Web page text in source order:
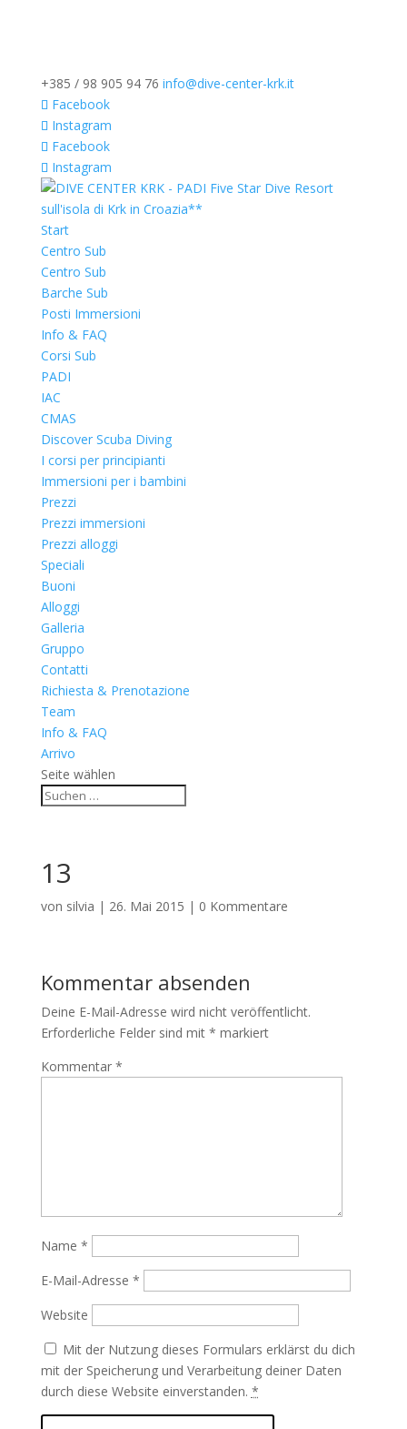
+385 / 98 905 94 76 info@dive-center-krk.it
Facebook
Instagram
Facebook
Instagram
Start
Centro Sub
Centro Sub
Barche Sub
Posti Immersioni
Info & FAQ
Corsi Sub
PADI
IAC
CMAS
Discover Scuba Diving
I corsi per principianti
Immersioni per i bambini
Prezzi
Prezzi immersioni
Prezzi alloggi
Speciali
Buoni
Alloggi
Galleria
Gruppo
Contatti
Richiesta & Prenotazione
Team
Info & FAQ
Arrivo
Seite wählen
13
von silvia | 26. Mai 2015 | 0 Kommentare
Kommentar absenden
Deine E-Mail-Adresse wird nicht veröffentlicht.
Erforderliche Felder sind mit * markiert
Kommentar *
Name *
E-Mail-Adresse *
Website
Mit der Nutzung dieses Formulars erklärst du dich
mit der Speicherung und Verarbeitung deiner Daten
durch diese Website einverstanden. *